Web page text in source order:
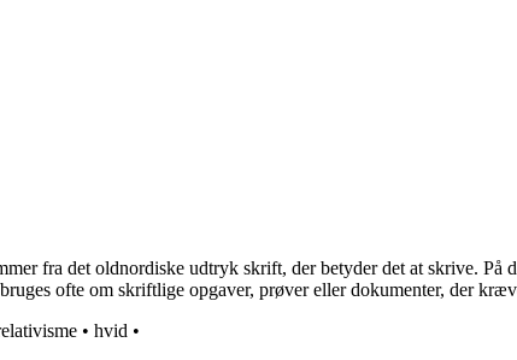
fra det oldnordiske udtryk skrift, der betyder det at skrive. På
ofte om skriftlige opgaver, prøver eller dokumenter, der
• hvid •